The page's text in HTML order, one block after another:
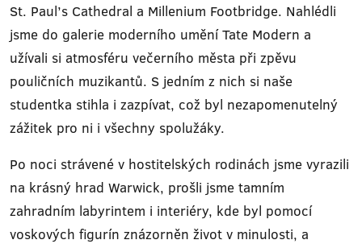
St. Paul’s Cathedral a Millenium Footbridge. Nahlédli
jsme do galerie moderního umění Tate Modern a
užívali si atmosféru večerního města při zpěvu
pouličních muzikantů. S jedním z nich si naše
studentka stihla i zazpívat, což byl nezapomenutelný
zážitek pro ni i všechny spolužáky.
Po noci strávené v hostitelských rodinách jsme vyrazili
na krásný hrad Warwick, prošli jsme tamním
zahradním labyrintem i interiéry, kde byl pomocí
voskových figurín znázorněn život v minulosti, a